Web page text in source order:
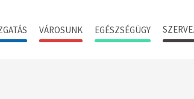
VÁROSUNK EGÉSZSÉGÜGY